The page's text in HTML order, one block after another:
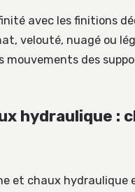
avec les finitions
velouté, nuagé ou
mouvements des
hydraulique :
et chaux hydraulique